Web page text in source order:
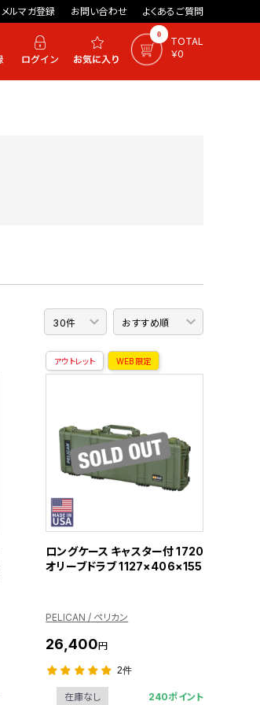
メルマガ登録 お問い合わせ よくあるご質問
0
TOTAL
￥0
アウトレット WEB限定
ロングケース キャスター付 1720
オリーブドラブ 1127×406×155
PELICAN / ペリカン
26,400円
2件
在庫なし 240ポイント